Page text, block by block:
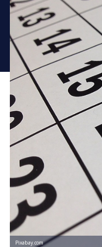
Pixabay.com